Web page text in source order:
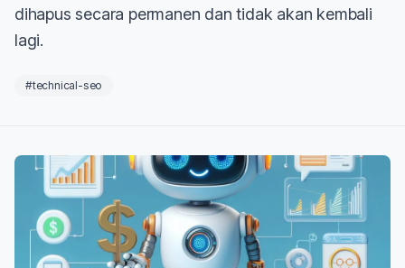
dihapus secara permanen dan tidak akan kembali
lagi.
#technical-seo